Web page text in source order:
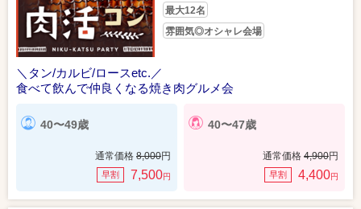
最大12名
雰囲気◎オシャレ会場
＼タン/カルビ/ロースetc.／
食べて飲んで仲良くなる焼き肉グルメ会
40〜49歳
通常価格 8,000円
早割 7,500円
40〜47歳
通常価格 4,900円
早割 4,400円